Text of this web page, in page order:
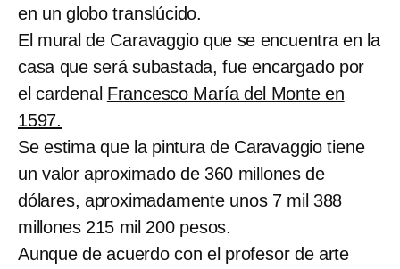
en un globo translúcido.
El mural de Caravaggio que se encuentra en la
casa que será subastada, fue encargado por
el cardenal Francesco María del Monte en
1597.
Se estima que la pintura de Caravaggio tiene
un valor aproximado de 360 millones de
dólares, aproximadamente unos 7 mil 388
millones 215 mil 200 pesos.
Aunque de acuerdo con el profesor de arte